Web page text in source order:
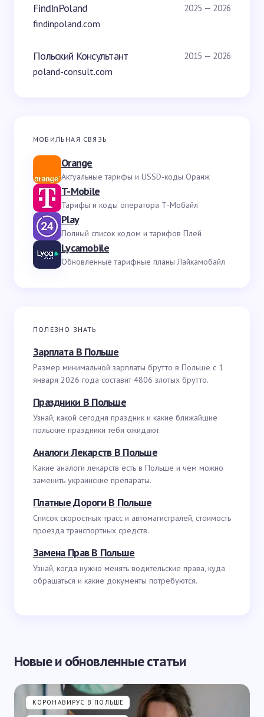
FindInPoland 2025 — 2026
findinpoland.com
Польский Консультант 2015 — 2026
poland-consult.com
МОБИЛЬНАЯ СВЯЗЬ
Orange
Актуальные тарифы и USSD-коды Оранж
T-Mobile
Тарифы и коды оператора Т-Мобайл
Play
Полный список кодом и тарифов Плей
Lycamobile
Обновленные тарифные планы Лайкамобайл
ПОЛЕЗНО ЗНАТЬ
Зарплата В Польше
Размер минимальной зарплаты брутто в Польше с 1
января 2026 года составит 4806 злотых брутто.
Праздники В Польше
Узнай, какой сегодня праздник и какие ближайшие
польские праздники тебя ожидают.
Аналоги Лекарств В Польше
Какие аналоги лекарств есть в Польше и чем можно
заменить украинские препараты.
Платные Дороги В Польше
Список скоростных трасс и автомагистралей, стоимость
проезда транспортных средств.
Замена Прав В Польше
Узнай, когда нужно менять водительские права, куда
обращаться и какие документы потребуются.
Новые и обновленные статьи
КОРОНАВИРУС В ПОЛЬШЕ